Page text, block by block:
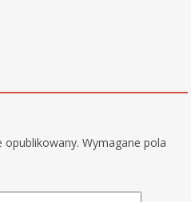
opublikowany. Wymagane pola